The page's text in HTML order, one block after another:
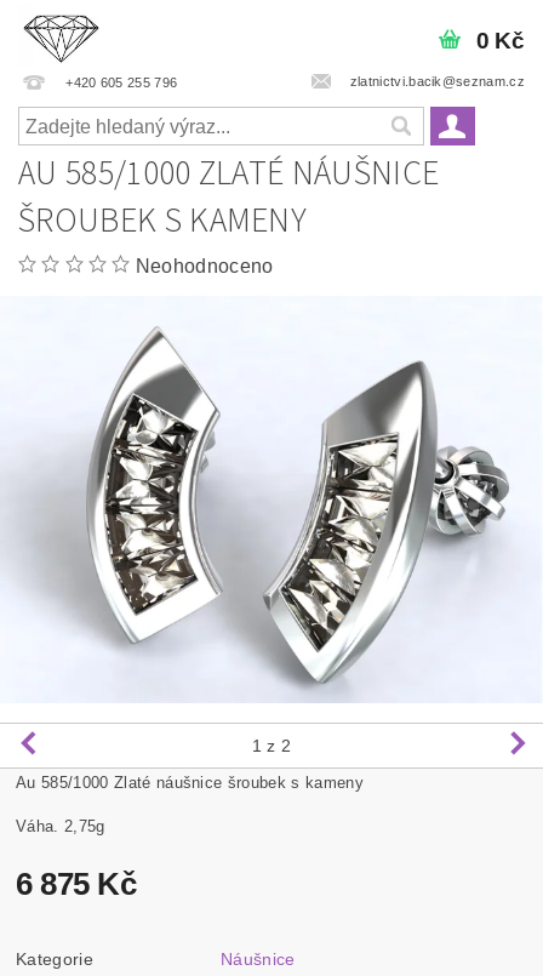
+420 605 255 796 zlatnictvi.bacik@seznam.cz
0 Kč
AU 585/1000 ZLATÉ NÁUŠNICE
ŠROUBEK S KAMENY
Neohodnoceno
1 z 2
Au 585/1000 Zlaté náušnice šroubek s kameny
Váha. 2,75g
6 875 Kč
Kategorie Náušnice